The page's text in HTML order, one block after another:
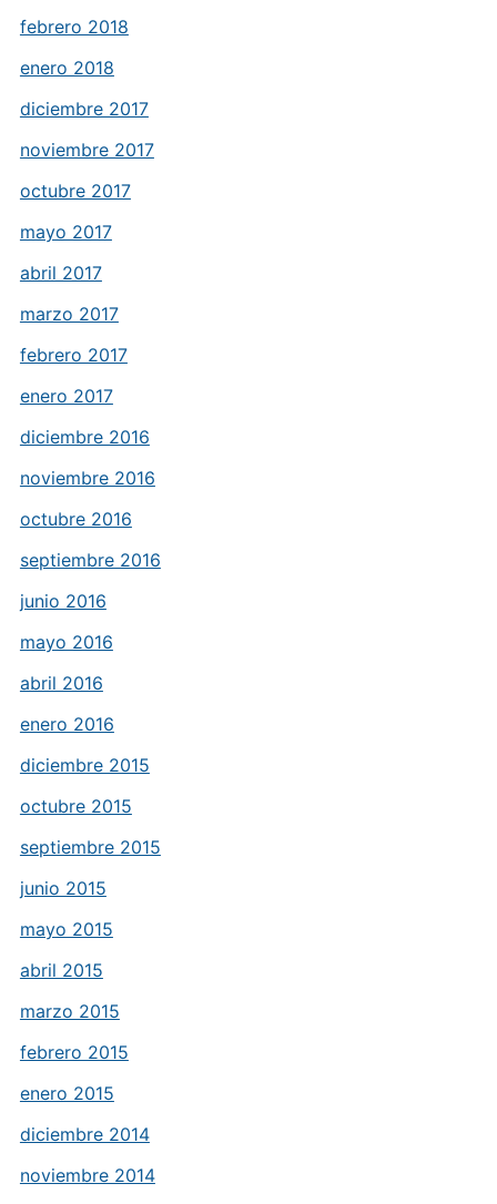
febrero 2018
enero 2018
diciembre 2017
noviembre 2017
octubre 2017
mayo 2017
abril 2017
marzo 2017
febrero 2017
enero 2017
diciembre 2016
noviembre 2016
octubre 2016
septiembre 2016
junio 2016
mayo 2016
abril 2016
enero 2016
diciembre 2015
octubre 2015
septiembre 2015
junio 2015
mayo 2015
abril 2015
marzo 2015
febrero 2015
enero 2015
diciembre 2014
noviembre 2014